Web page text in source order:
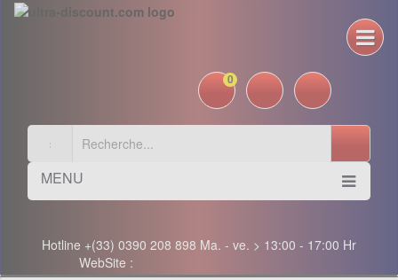
0
MENU
Hotline +(33) 0390 208 898 Ma. - ve. > 13:00 - 17:00 Hr
WebSite :